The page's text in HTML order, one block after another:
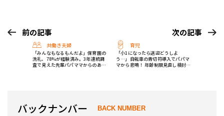
前の記事
共働き夫婦
「みんなもなるもんだよ」保育園の
洗礼、78%が経験済み。3年連続調
査で見えた先輩パパママからのあた
次の記事
育児
「小1になったら送迎どうしよ
う…」自転車の青切符導入でパパマ
マから悲鳴！ 年齢制限見直し検討の
バックナンバー BACK NUMBER